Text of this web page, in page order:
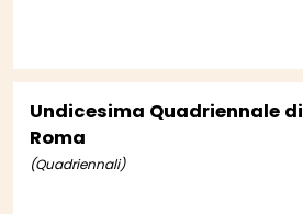
Undicesima Quadriennale di
Roma
(Quadriennali)